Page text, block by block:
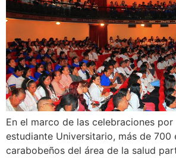
En el marco de las celebraciones por
estudiante Universitario, más de 700
carabobeños del área de la salud